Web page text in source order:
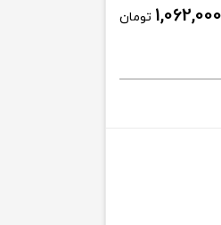
1,062,000 تومان